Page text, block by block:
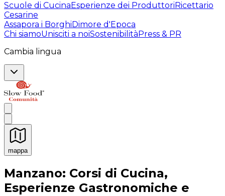
Scuole di CucinaEsperienze dei ProduttoriRicettario
Cesarine
Assapora i BorghiDimore d'Epoca
Chi siamoUnisciti a noiSostenibilitàPress & PR
Cambia lingua
mappa
Esperienze culinarie indimenticabili: Esperienze
Manzano: Corsi di Cucina,
Esperienze Gastronomiche e